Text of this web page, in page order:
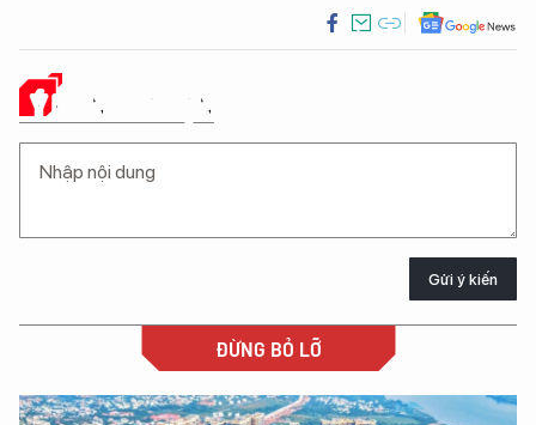
Ý KIẾN CỦA BẠN
Gửi ý kiến
ĐỪNG BỎ LỠ